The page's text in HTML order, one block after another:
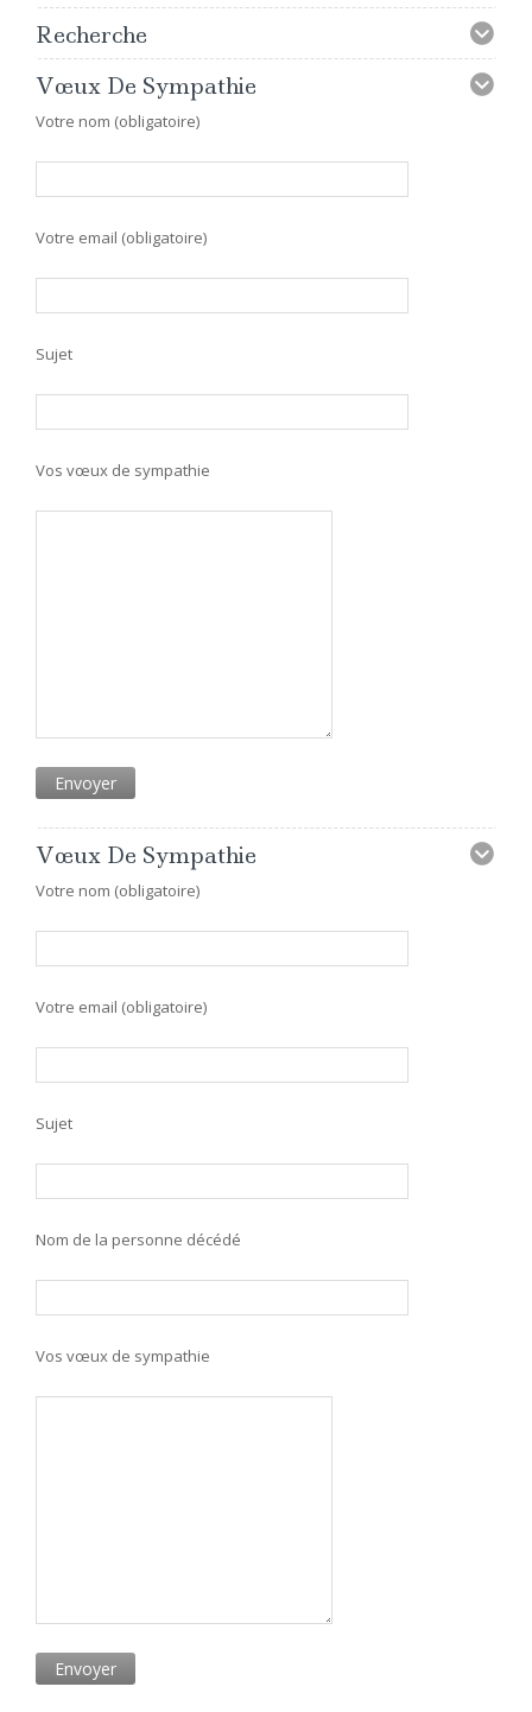
Recherche
Vœux De Sympathie
Votre nom (obligatoire)
Votre email (obligatoire)
Sujet
Vos vœux de sympathie
Vœux De Sympathie
Votre nom (obligatoire)
Votre email (obligatoire)
Sujet
Nom de la personne décédé
Vos vœux de sympathie